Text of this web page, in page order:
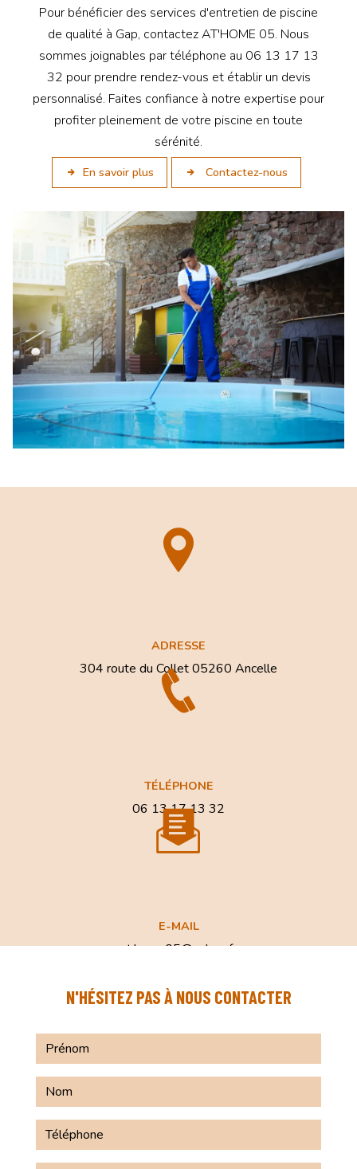
Pour bénéficier des services d'entretien de piscine
de qualité à Gap, contactez AT'HOME 05. Nous
sommes joignables par téléphone au 06 13 17 13
32 pour prendre rendez-vous et établir un devis
personnalisé. Faites confiance à notre expertise pour
profiter pleinement de votre piscine en toute
sérénité.
En savoir plus Contactez-nous
ADRESSE
304 route du Collet05260 Ancelle
TÉLÉPHONE
06 13 17 13 32
E-MAIL
at.home05@yahoo.fr
N'HÉSITEZ PAS À NOUS CONTACTER